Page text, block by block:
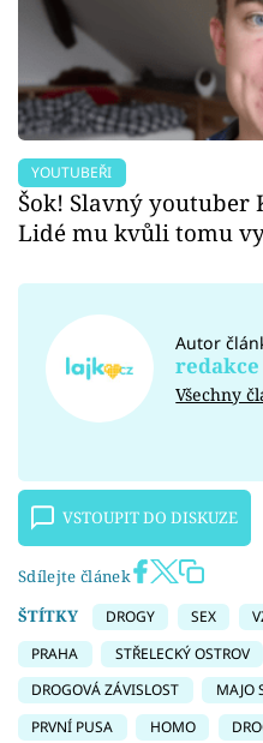
YOUTUBEŘI
Šok! Slavný youtuber
Lidé mu kvůli tomu
Autor
Všechny
VSTOUPIT DO DISKUZE
Sdílejte článek
ŠTÍTKY
DROGY SEX
PRAHA
STŘELECKÝ OSTROV
DROGOVÁ ZÁVISLOST
MAJO
PRVNÍ PUSA
HOMO